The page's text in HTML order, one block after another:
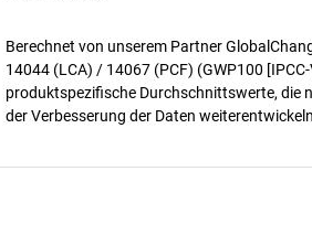
Berechnet von unserem Partner
14044 (LCA) / 14067 (PCF) (GWP100
produktspezifische Durchschnittswerte, die
der Verbesserung der Daten